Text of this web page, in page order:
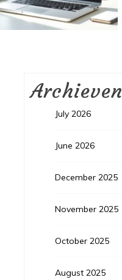
Archieven
July 2026
June 2026
December 2025
November 2025
October 2025
August 2025